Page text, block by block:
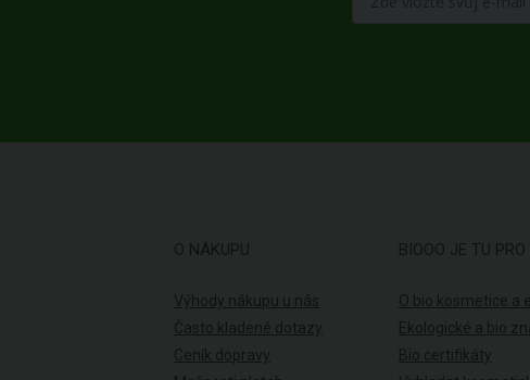
O NÁKUPU
Výhody nákupu u nás
Často kladené dotazy
Ceník dopravy
BIOOO JE TU
O bio kosmetice a
Ekologické a bio
Bio certifikáty